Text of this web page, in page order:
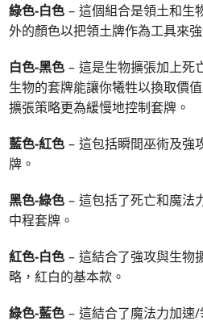
綠色-白色 – 這個組合是領土和生
外的顏色以把領土牌作為工具來
白色-黑色 – 這是生物擴張加上死
生物的套牌能讓你犧牲以換取價
擴張策略更為緩慢地控制套牌。
藍色-紅色 – 這包括瞬間巫術及強
牌。
黑色-綠色 – 這包括了死亡和魔法
中程套牌。
紅色-白色 – 這結合了強攻與生物
略，紅白的基本款。
綠色-藍色 – 這結合了魔法力加速